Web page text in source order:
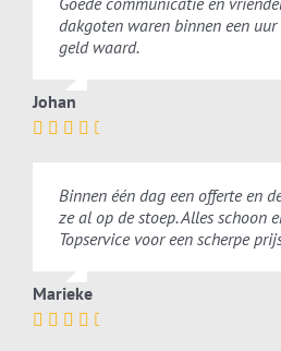
dakgoten waren binnen een uur
geld waard.
Johan
Binnen één dag een offerte en
ze al op de stoep. Alles schoon
Topservice voor een scherpe
Marieke